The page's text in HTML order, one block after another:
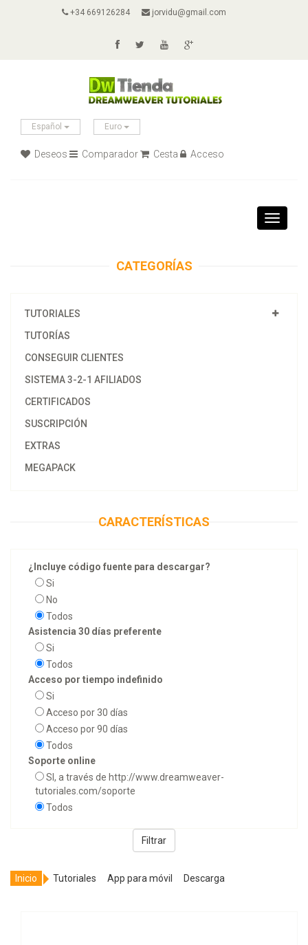
+34 669126284 jorvidu@gmail.com
Español Euro
Deseos Comparador Cesta Acceso
Toggle
CATEGORÍAS
TUTORIALES
TUTORÍAS
CONSEGUIR CLIENTES
SISTEMA 3-2-1 AFILIADOS
CERTIFICADOS
SUSCRIPCIÓN
EXTRAS
MEGAPACK
CARACTERÍSTICAS
¿Incluye código fuente para descargar?
Si
No
Todos
Asistencia 30 días preferente
Si
Todos
Acceso por tiempo indefinido
Si
Acceso por 30 días
Acceso por 90 días
Todos
Soporte online
SI, a través de http://www.dreamweaver-
tutoriales.com/soporte
Todos
Filtrar
Inicio Tutoriales App para móvil Descarga